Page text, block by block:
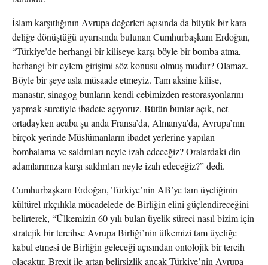
İslam karşıtlığının Avrupa değerleri açısında da büyük bir kara
deliğe dönüştüğü uyarısında bulunan Cumhurbaşkanı Erdoğan,
“Türkiye’de herhangi bir kiliseye karşı böyle bir bomba atma,
herhangi bir eylem girişimi söz konusu olmuş mudur? Olamaz.
Böyle bir şeye asla müsaade etmeyiz. Tam aksine kilise,
manastır, sinagog bunların kendi cebimizden restorasyonlarını
yapmak suretiyle ibadete açıyoruz. Bütün bunlar açık, net
ortadayken acaba şu anda Fransa’da, Almanya’da, Avrupa’nın
birçok yerinde Müslümanların ibadet yerlerine yapılan
bombalama ve saldırıları neyle izah edeceğiz? Oralardaki din
adamlarımıza karşı saldırıları neyle izah edeceğiz?” dedi.
Cumhurbaşkanı Erdoğan, Türkiye’nin AB’ye tam üyeliğinin
kültürel ırkçılıkla mücadelede de Birliğin elini güçlendireceğini
belirterek, “Ülkemizin 60 yılı bulan üyelik süreci nasıl bizim için
stratejik bir tercihse Avrupa Birliği’nin ülkemizi tam üyeliğe
kabul etmesi de Birliğin geleceği açısından ontolojik bir tercih
olacaktır. Brexit ile artan belirsizlik ancak Türkiye’nin Avrupa